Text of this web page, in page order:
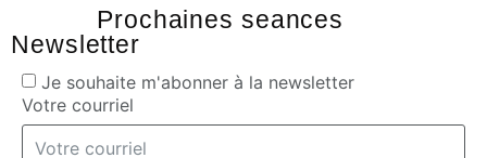
Prochaines seances
Newsletter
Je souhaite m'abonner à la newsletter
Votre courriel